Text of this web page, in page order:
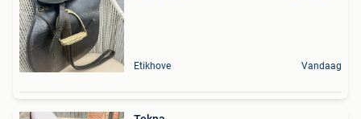
Etikhove Vandaag